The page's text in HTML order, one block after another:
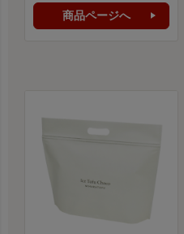
商品ページへ